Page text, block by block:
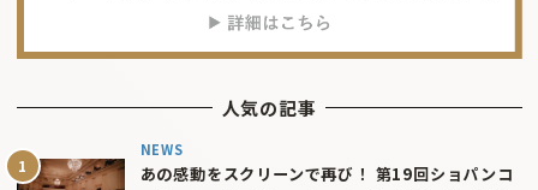
人気の記事
NEWS
あの感動をスクリーンで再び！ 第19回ショパンコ